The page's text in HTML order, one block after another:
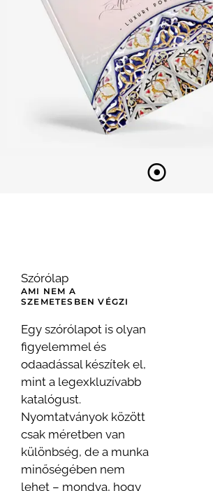
Szórólap
AMI NEM A
SZEMETESBEN VÉGZI
Egy szórólapot is olyan
figyelemmel és
odaadással készítek el,
mint a legexkluzívabb
katalógust.
Nyomtatványok között
csak méretben van
különbség, de a munka
minőségében nem
lehet – mondva, hogy